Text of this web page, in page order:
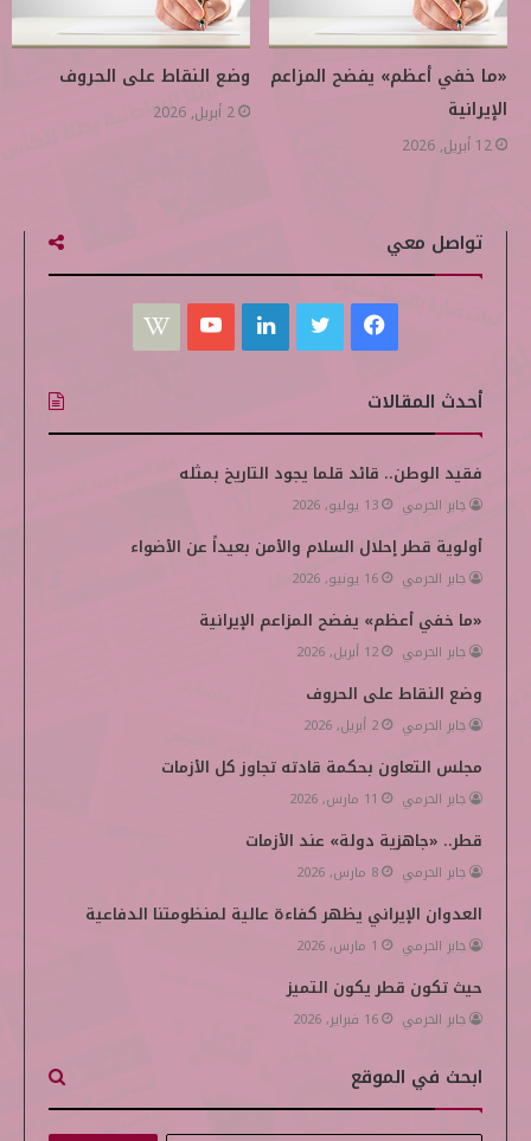
«ما خفي أعظم» يفضح المزاعم
الإيرانية
12 أبريل, 2026
وضع النقاط على الحروف
2 أبريل, 2026
تواصل معي
س
ب
و
ك
ي
ت
ر
ن
ك
إ
ن
ت
ي
ب
k
e
أحدث المقالات
فقيد الوطن.. قائد قلما يجود التاريخ بمثله
جابر الحرمي 13 يوليو, 2026
أولوية قطر إحلال السلام والأمن بعيداً عن الأضواء
جابر الحرمي 16 يونيو, 2026
«ما خفي أعظم» يفضح المزاعم الإيرانية
جابر الحرمي 12 أبريل, 2026
وضع النقاط على الحروف
جابر الحرمي 2 أبريل, 2026
مجلس التعاون بحكمة قادته تجاوز كل الأزمات
جابر الحرمي 11 مارس, 2026
قطر.. «جاهزية دولة» عند الأزمات
جابر الحرمي 8 مارس, 2026
العدوان الإيراني يظهر كفاءة عالية لمنظومتنا الدفاعية
جابر الحرمي 1 مارس, 2026
حيث تكون قطر يكون التميز
جابر الحرمي 16 فبراير, 2026
ابحث في الموقع